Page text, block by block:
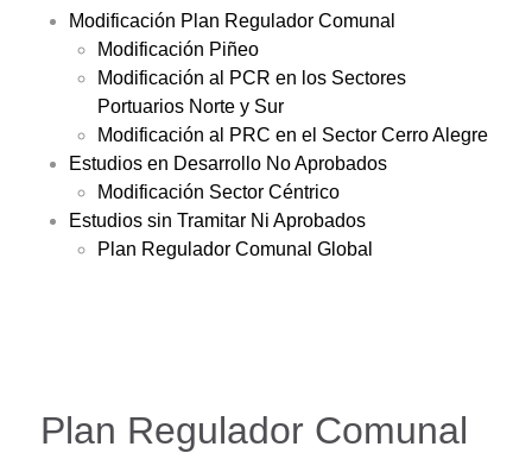
Modificación Plan Regulador Comunal
Modificación Piñeo
Modificación al PCR en los Sectores
Portuarios Norte y Sur
Modificación al PRC en el Sector Cerro Alegre
Estudios en Desarrollo No Aprobados
Modificación Sector Céntrico
Estudios sin Tramitar Ni Aprobados
Plan Regulador Comunal Global
Plan Regulador Comunal